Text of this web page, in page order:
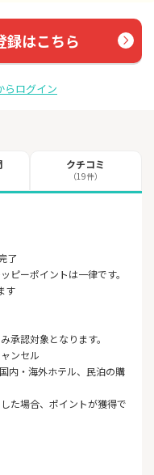
録はこちら
らログイン
クチコミ
（19件）
了
ーポイントは一律です。
す
承認対象となります。
ンセル
内・海外ホテル、民泊の購
た場合、ポイントが獲得で